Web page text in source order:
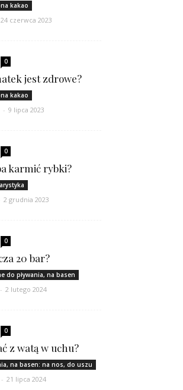
kakao
24 czerwca 2023
0
jest zdrowe?
kakao
- 9 lipca 2023
0
karmić rybki?
2 grudnia 2023
0
20 bar?
do pływania, na basen
- 2 lutego 2024
0
z watą w uchu?
na basen: na nos, do uszu
- 21 lipca 2024